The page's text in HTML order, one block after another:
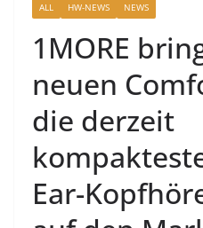
ALL HW-NEWS NEWS
1MORE
neuen
die derzeit
Ear-